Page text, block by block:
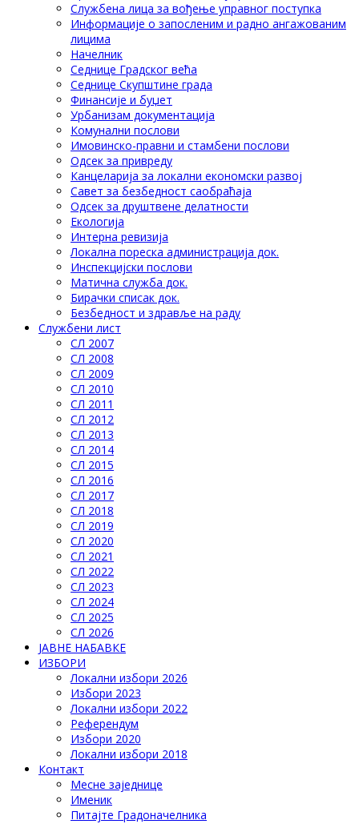
Службена лица за вођење управног поступка
Информације о запосленим и радно ангажованим
лицима
Начелник
Седнице Градског већа
Седнице Скупштине града
Финансије и буџет
Урбанизам документација
Комунални послови
Имовинско-правни и стамбени послови
Одсек за привреду
Канцеларија за локални економски развој
Савет за безбедност саобраћаја
Одсек за друштвене делатности
Eкологија
Интерна ревизија
Локална пореска администрација док.
Инспекцијски послови
Матична служба док.
Бирачки списак док.
Безбедност и здравље на раду
Службени лист
СЛ 2007
СЛ 2008
СЛ 2009
СЛ 2010
СЛ 2011
СЛ 2012
СЛ 2013
СЛ 2014
СЛ 2015
СЛ 2016
СЛ 2017
СЛ 2018
СЛ 2019
СЛ 2020
СЛ 2021
СЛ 2022
СЛ 2023
СЛ 2024
СЛ 2025
СЛ 2026
ЈАВНЕ НАБАВКЕ
ИЗБОРИ
Локални избори 2026
Избори 2023
Локални избори 2022
Референдум
Избори 2020
Локални избори 2018
Контакт
Месне заједнице
Именик
Питајте Градоначелника